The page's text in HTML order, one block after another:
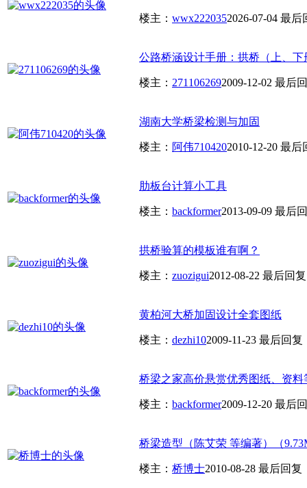
楼主： wwx2220352026-07-04 最后
公路桥涵设计手册：拱桥（上、
楼主： 2711062692009-12-02 最后
湖南大学桥梁检测与加固
楼主： 阿伟7104202010-12-20 最后
肋板台计算小工具
楼主： backformer2013-09-09 最后
拱桥验算的模板谁有啊？
楼主： zuozigui2012-08-22 最后回
黄柏河大桥加固设计全套图纸
楼主： dezhi102009-11-23 最后回复
桥梁之家高价悬赏优秀图纸、资料
楼主： backformer2009-12-20 最后
桥梁造型（陈艾荣 等编著）（
楼主： 桥博士2010-08-28 最后回复